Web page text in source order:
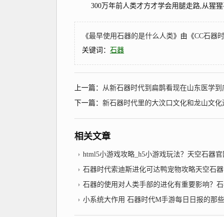
300万年前人类才方才学会用腿走路,从猩猩
《最早使用石器的是什么人类》由《CC石器
关键词： 石器
上一篇：
从新石器时代到扁鹊看现在山东医学到
下一篇： 新石器时代里的大汶口文化和龙山文化
相关文章
html5小游戏攻略_h5小游戏玩法？天空石器官
石器时代索迪斯进化可达鸭宠物攻略天空石器
石器的使用对人类手部的进化有重要影响？
小系统大作用 石器时代M手游每日日报的那些事儿